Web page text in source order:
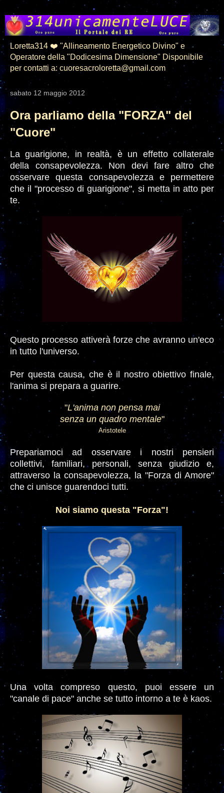
Loretta314 ❤️ "Allineamento Energetico Divino" e
Operatore della "Dodicesima Dimensione" Disponibile
per contatti a: cuoresacroloretta@gmail.com
sabato 12 maggio 2012
Ora parliamo della "FORZA" del
"Cuore"
La guarigione, in realtà, è un effetto collaterale
della consapevolezza. Non devi fare altro che
osservare questa consapevolezza e permettere
che il "processo di guarigione", si metta in atto per
te.
Questo processo attiverà forze che avranno un'eco
in tutto l'universo.
Per questa causa, che è il nostro obiettivo finale,
l'anima si prepara a guarire.
"L'anima non pensa mai
senza un quadro mentale"
Aristotele
Prepariamoci ad osservare i nostri pensieri
collettivi, familiari, personali, senza giudizio e,
attraverso la consapevolezza, la "Forza di Amore"
che ci unisce guarendoci tutti.
Noi siamo questa "Forza"!
Una volta compreso questo, puoi essere un
"canale di pace" anche se tutto intorno a te è kaos.